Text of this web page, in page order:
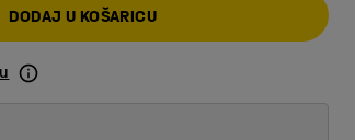
DODAJ U KOŠARICU